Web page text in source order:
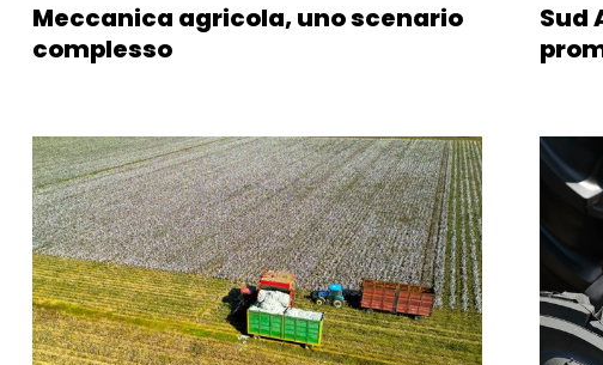
Meccanica agricola, uno scenario
complesso
Sud